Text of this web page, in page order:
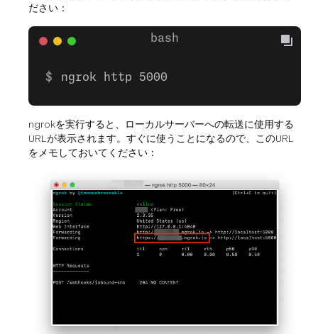
ださい：
ngrok http 5000
ngrokを実行すると、ローカルサーバーへの転送に使用する
URLが表示されます。すぐに使うことになるので、このURL
をメモしておいてください：